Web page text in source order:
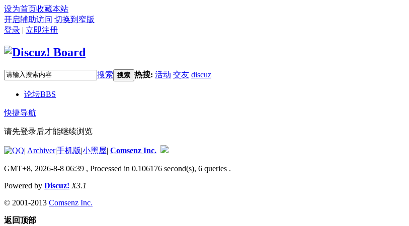
设为首页收藏本站
开启辅助访问 切换到窄版
登录 | 立即注册
搜索 搜索 热搜: 活动 交友 discuz
论坛BBS
快捷导航
请先登录后才能继续浏览
| Archiver|手机版|小黑屋| Comsenz Inc.
GMT+8, 2026-8-8 06:39 , Processed in 0.106176 second(s), 6 queries .
Powered by Discuz! X3.1
© 2001-2013 Comsenz Inc.
返回顶部